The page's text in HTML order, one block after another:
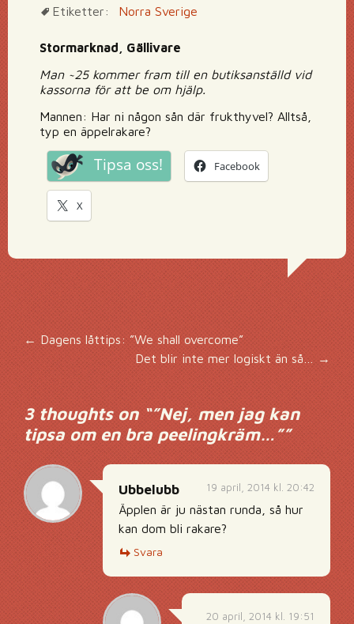
Etiketter:
Norra Sverige
Stormarknad, Gällivare
Man ~25 kommer fram till en butiksanställd vid
kassorna för att be om hjälp.
Mannen: Har ni någon sån där frukthyvel? Alltså,
typ en äppelrakare?
Tipsa oss! Facebook
X
Inläggsnavigering
←Dagens låttips: ”We shall overcome”
Det blir inte mer logiskt än så… →
3 thoughts on “”Nej, men jag kan
tipsa om en bra peelingkräm…””
19 april, 2014 kl. 20:42
Ubbelubb
Äpplen är ju nästan runda, så hur
kan dom bli rakare?
Svara
20 april, 2014 kl. 19:51